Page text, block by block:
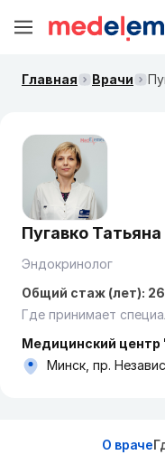
Главная Врачи
Пугавко
Эндокринолог
Общий стаж (лет): 26
Где принимает
Медицинский
Минск, пр.
О враче